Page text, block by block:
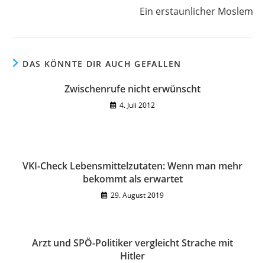
Ein erstaunlicher Moslem
DAS KÖNNTE DIR AUCH GEFALLEN
Zwischenrufe nicht erwünscht
4. Juli 2012
VKI-Check Lebensmittelzutaten: Wenn man mehr
bekommt als erwartet
29. August 2019
Arzt und SPÖ-Politiker vergleicht Strache mit
Hitler